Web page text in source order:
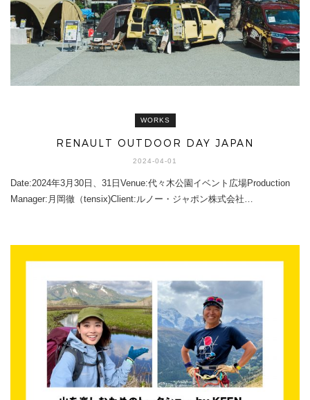
WORKS
RENAULT OUTDOOR DAY JAPAN
2024-04-01
Date:2024年3月30日、31日Venue:代々木公園イベント広場Production
Manager:月岡徹（tensix)Client:ルノー・ジャポン株式会社…